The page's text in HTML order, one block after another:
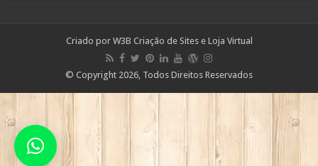
Criado por W3B Criação de Sites e Loja Virtual
© Copyright 2026, Todos Direitos Reservados